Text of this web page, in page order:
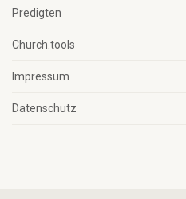
Predigten
Church.tools
Impressum
Datenschutz